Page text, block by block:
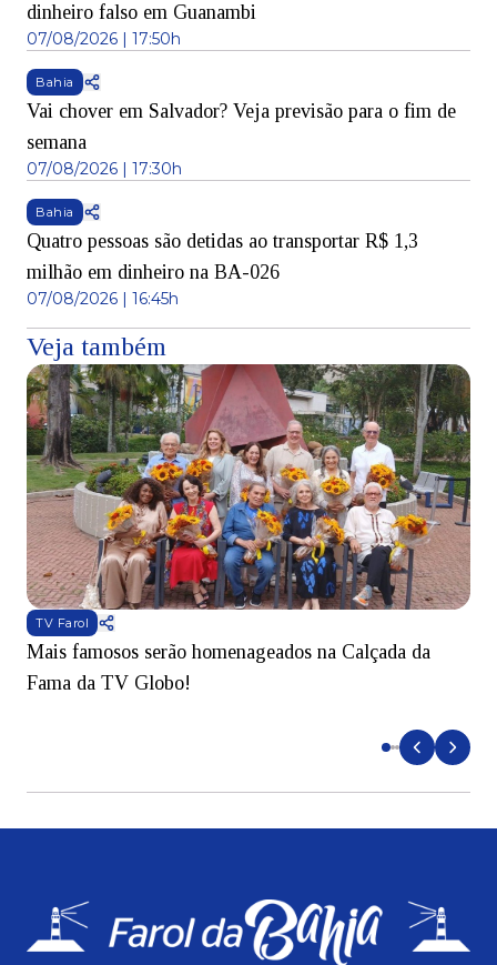
dinheiro falso em Guanambi
07/08/2026 | 17:50h
Bahia
Vai chover em Salvador? Veja previsão para o fim de
semana
07/08/2026 | 17:30h
Bahia
Quatro pessoas são detidas ao transportar R$ 1,3
milhão em dinheiro na BA-026
07/08/2026 | 16:45h
Veja também
TV Farol
Mais famosos serão homenageados na Calçada da
Fama da TV Globo!